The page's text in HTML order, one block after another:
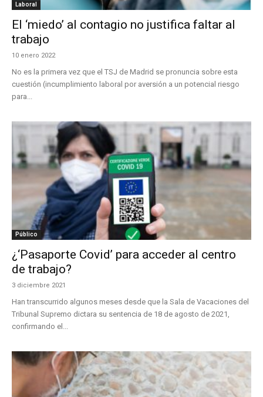
Laboral
El ‘miedo’ al contagio no justifica faltar al
trabajo
10 enero 2022
No es la primera vez que el TSJ de Madrid se pronuncia sobre esta
cuestión (incumplimiento laboral por aversión a un potencial riesgo
para...
Público
¿‘Pasaporte Covid’ para acceder al centro
de trabajo?
3 diciembre 2021
Han transcurrido algunos meses desde que la Sala de Vacaciones del
Tribunal Supremo dictara su sentencia de 18 de agosto de 2021,
confirmando el...